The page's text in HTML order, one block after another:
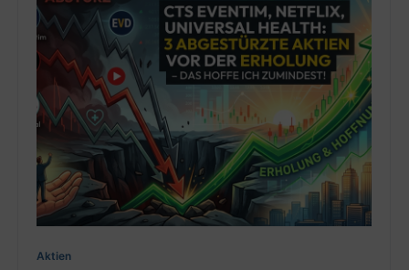
Aktien